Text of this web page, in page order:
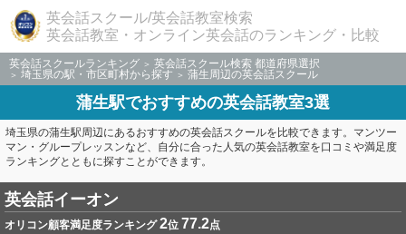
英会話スクール/英会話教室検索
英会話教室・オンライン英会話のランキング・比較
英会話スクールランキング
英会話スクール検索 都道府県選択
埼玉県の駅・市区町村から探す
蒲生周辺の英会話スクール
蒲生駅でおすすめの英会話教室3選
埼玉県の蒲生駅周辺にあるおすすめの英会話スクールを比較できます。マンツー
マン・グループレッスンなど、自分に合った人気の英会話教室を口コミや満足度
ランキングとともに探すことができます。
英会話イーオン
オリコン顧客満足度ランキング2位 77.2点